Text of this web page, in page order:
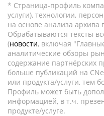
* Страница-профиль
услуги), технологии,
на основе анализа архива
Обрабатываются тексты
(новости, включая
аналитические обзоры
содержание партнёрских
больше публикаций на
или продукта/услуги, тем
Профиль может быть
информацией, в т.ч.
продукте/услуге.